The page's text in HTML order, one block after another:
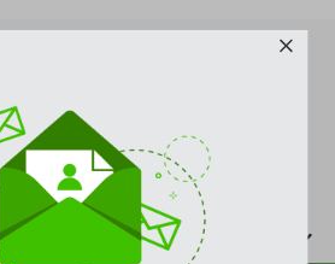
στο newsletter